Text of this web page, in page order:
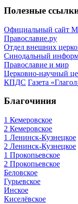
Полезные
Официальный сайт
Православие.ру
Отдел внешних
Синодальный
Православие и мир
Церковно-научный
КПДС Газета
Благочиния
1 Кемеровское
2 Кемеровское
1 Ленинск-Кузнецкое
2 Ленинск-Кузнецкое
1 Прокопьевское
2 Прокопьевское
Беловское
Гурьевское
Инское
Киселёвское